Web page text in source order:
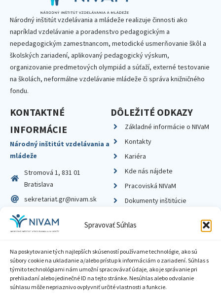
Spravovať Súhlas
Na poskytovanie tých najlepších skúseností používame technológie, ako sú
súbory cookie na ukladanie a/alebo prístup k informáciám o zariadení. Súhlas s
týmito technológiami nám umožní spracovávať údaje, ako je správanie pri
prehliadaní alebo jedinečné ID na tejto stránke. Nesúhlas alebo odvolanie
súhlasu môže nepriaznivo ovplyvniť určité vlastnosti a funkcie.
Národný inštitút vzdelávania a mládeže realizuje činnosti ako
napríklad vzdelávanie a poradenstvo pedagogickým a
nepedagogickým zamestnancom, metodické usmerňovanie škôl a
školských zariadení, aplikovaný pedagogický výskum,
organizovanie predmetových olympiád a súťaží, externé testovanie
na školách, neformálne vzdelávanie mládeže či správa knižničného
fondu.
KONTAKTNÉ
INFORMÁCIE
Národný inštitút vzdelávania a
mládeže
Stromová 1, 831 01
Bratislava
sekretariat.gr@nivam.sk
IČO: 00164348
DIČ: 2020798714
DÔLEŽITÉ ODKAZY
Základné informácie o NIVaM
Kontakty
Kariéra
Kde nás nájdete
Pracoviská NIVaM
Dokumenty inštitúcie
Zásady ochrany súkromia